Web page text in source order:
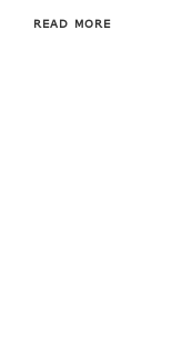
READ MORE